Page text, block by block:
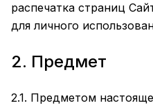
распечатка страниц
для личного
2. Предмет
2.1. Предметом